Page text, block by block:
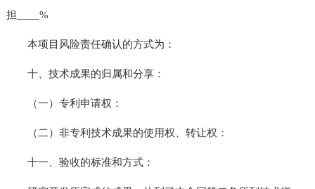
担____%
本项目风险责任确认的方式为：
十、技术成果的归属和分享：
（一）专利申请权：
（二）非专利技术成果的使用权、转让权：
十一、验收的标准和方式：